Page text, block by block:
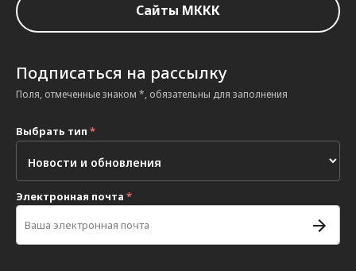
Сайты МККК
Подписаться на рассылку
Поля, отмеченные знаком *, обязательны для заполнения
Выбрать тип *
Электронная почта *